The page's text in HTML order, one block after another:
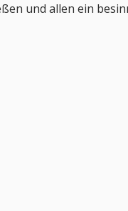
und allen ein